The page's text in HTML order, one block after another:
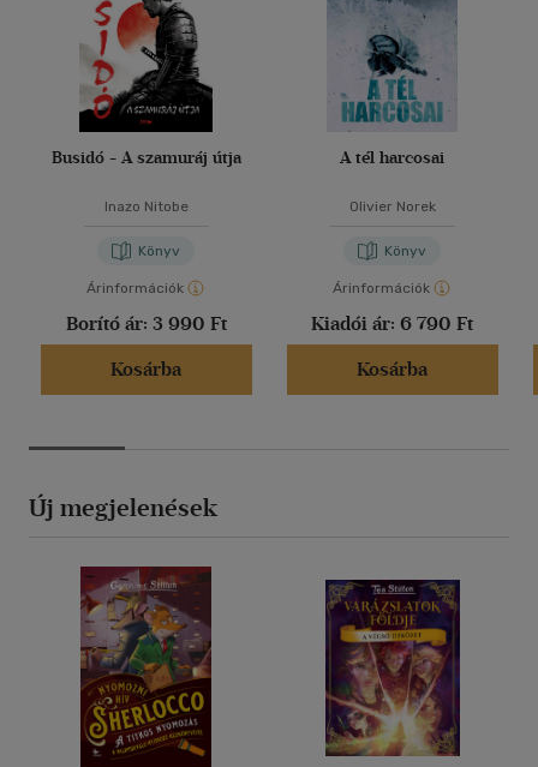
Busidó - A szamuráj útja
Inazo Nitobe
Könyv
Árinformációk
Borító ár: 3 990 Ft
Kosárba
A tél harcosai
Olivier Norek
Könyv
Árinformációk
Kiadói ár: 6 790 Ft
Kosárba
Új megjelenések